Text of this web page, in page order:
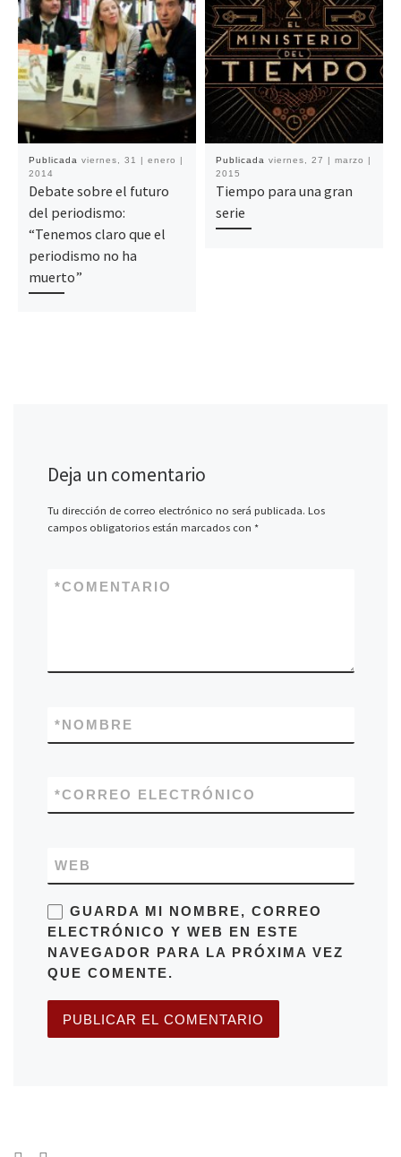
Publicada viernes, 31 | enero |
2014
Debate sobre el futuro
del periodismo:
“Tenemos claro que el
periodismo no ha
muerto”
Publicada viernes, 27 | marzo |
2015
Tiempo para una gran
serie
Deja un comentario
Tu dirección de correo electrónico no será publicada. Los
campos obligatorios están marcados con *
COMENTARIO
*
NOMBRE
*
CORREO ELECTRÓNICO
*
WEB
GUARDA MI NOMBRE, CORREO
ELECTRÓNICO Y WEB EN ESTE
NAVEGADOR PARA LA PRÓXIMA VEZ
QUE COMENTE.